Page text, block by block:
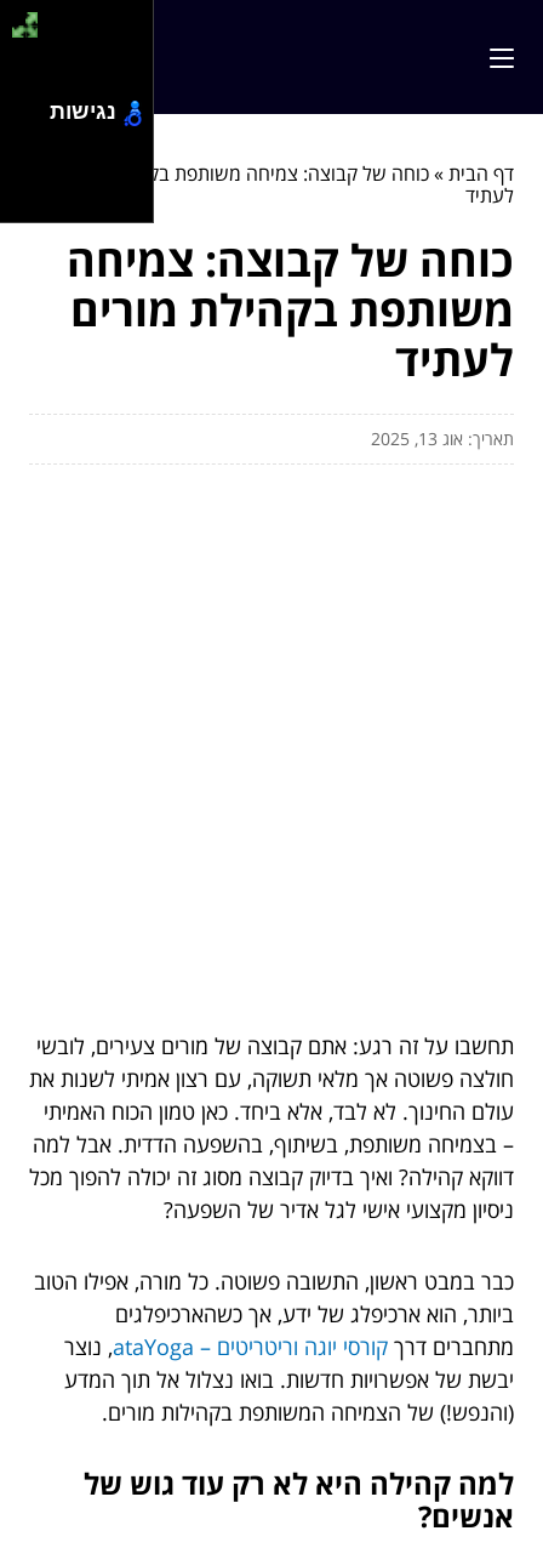
דף הבית»כוחה של קבוצה: צמיחה משותפת בקהילת מורים
לעתיד
כוחה של קבוצה: צמיחה
משותפת בקהילת מורים
לעתיד
תאריך: אוג 13, 2025
תחשבו על זה רגע: אתם קבוצה של מורים צעירים, לובשי
חולצה פשוטה אך מלאי תשוקה, עם רצון אמיתי לשנות את
עולם החינוך. לא לבד, אלא ביחד. כאן טמון הכוח האמיתי
– בצמיחה משותפת, בשיתוף, בהשפעה הדדית. אבל למה
דווקא קהילה? ואיך בדיוק קבוצה מסוג זה יכולה להפוך מכל
ניסיון מקצועי אישי לגל אדיר של השפעה?
כבר במבט ראשון, התשובה פשוטה. כל מורה, אפילו הטוב
ביותר, הוא ארכיפלג של ידע, אך כשהארכיפלגים
מתחברים דרך קורסי יוגה וריטריטים – ataYoga
, נוצר
יבשת של אפשרויות חדשות. בואו נצלול אל תוך המדע
(והנפש!) של הצמיחה המשותפת בקהילות מורים.
למה קהילה היא לא רק עוד גוש של
אנשים?
נגישות